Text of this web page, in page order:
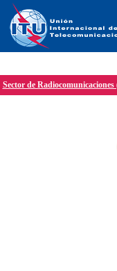
Sector de